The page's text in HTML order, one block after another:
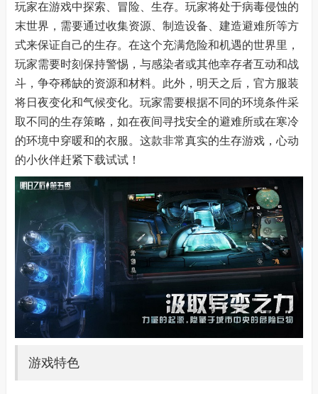
玩家在游戏中探索、冒险、生存。玩家将处于病毒侵蚀的
末世界，需要通过收集资源、制造设备、建造避难所等方
式来保证自己的生存。在这个充满危险和机遇的世界里，
玩家需要时刻保持警惕，与感染者或其他幸存者互动和战
斗，争夺稀缺的资源和材料。此外，明天之后，官方服装
将日夜变化和气候变化。玩家需要根据不同的环境条件采
取不同的生存策略，如在夜间寻找安全的避难所或在寒冷
的环境中穿暖和的衣服。这款非常真实的生存游戏，心动
的小伙伴赶紧下载试试！
游戏特色